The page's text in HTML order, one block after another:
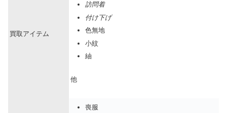
買取アイテム
訪問着
付け下げ
色無地
小紋
紬
他
喪服